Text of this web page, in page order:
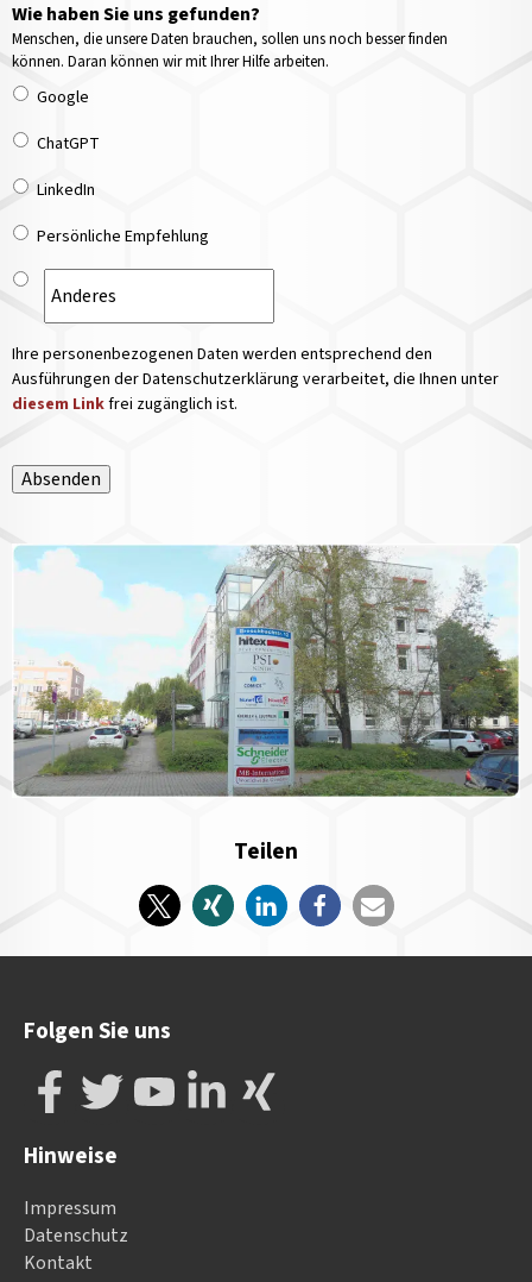
Wie haben Sie uns gefunden?
Menschen, die unsere Daten brauchen, sollen uns noch besser finden
können. Daran können wir mit Ihrer Hilfe arbeiten.
Google
ChatGPT
LinkedIn
Persönliche Empfehlung
Ihre personenbezogenen Daten werden entsprechend den
Ausführungen der Datenschutzerklärung verarbeitet, die Ihnen unter
diesem Linkfrei zugänglich ist.
Absenden
Teilen
Folgen Sie uns
Hinweise
Impressum
Datenschutz
Kontakt